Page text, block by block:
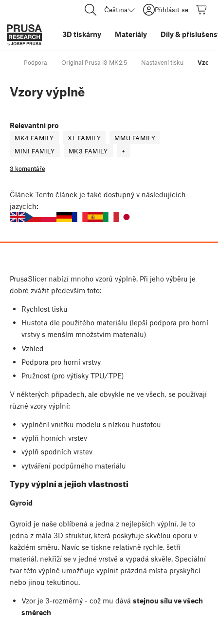
Čeština Přihlásit se
3D tiskárny Materiály Díly&
Podpora Original Prusa i3 MK2.5 Nastavení tisku Vzory
Vzory výplně
Relevantní pro
MK4 FAMILY XL FAMILY
MMU FAMILY
MINI FAMILY
MK3 FAMILY +
3 komentáře
Článek Tento článek je také dostupný v následujících
jazycích:
PrusaSlicer nabízí mnoho vzorů výplně. Při jeho výběru je
dobré zvážit především toto:
Rychlost tisku
Hustota dle použitého materiálu (lepší podpora pro horní
vrstvy s menším množstvím materiálu)
Vzhled
Podpora pro horní vrstvy
Pružnost (pro výtisky TPU/TPE)
V některých případech, ale obvykle ne ve všech, se používají
různé vzory výplní:
vyplnění vnitřku modelu s nízkou hustotou
výplň horních vrstev
výplň spodních vrstev
vytváření podpůrného materiálu
Typy výplní a jejich vlastnosti
Gyroid
Gyroid je naše oblíbená a jedna z nejlepších výplní. Je to
jedna z mála 3D struktur, která poskytuje skvělou oporu v
každém směru. Navíc se tiskne relativně rychle, šetří
materiál, nekříží se v jedné vrstvě a vypadá skvěle. Speciální
tvar této výplně umožňuje vyplnit prázdná místa pryskyřicí
nebo jinou tekutinou.
Vzor je 3-rozměrný - což mu dává stejnou sílu ve všech
směrech